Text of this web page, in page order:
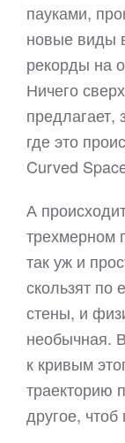
пауками,
новые виды
рекорды на
Ничего
предлагает,
где это
Curved
А
трехмерном
так уж и
скользят по
стены, и
необычная.
к кривым
траекторию
другое,